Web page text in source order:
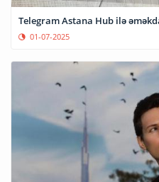
Telegram Astana Hub ilə
01-07-2025